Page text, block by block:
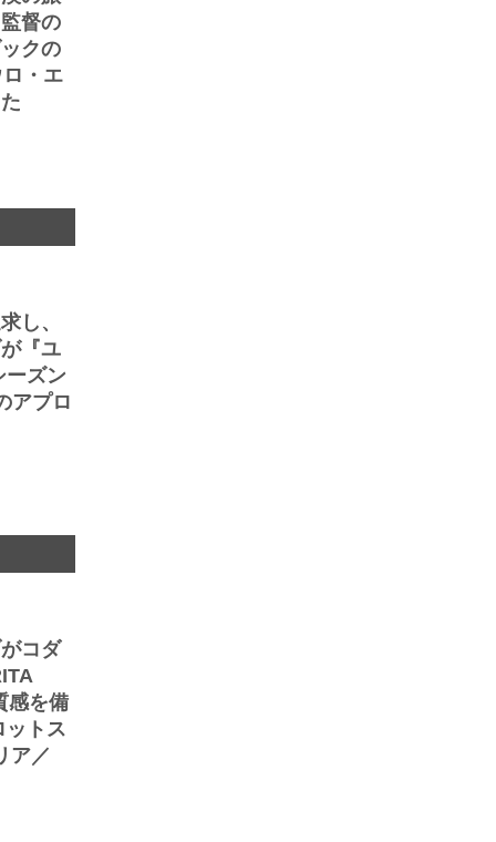
督の
クの
・エ
し、
『ユ
ーズン
アプロ
コダ
感を備
ットス
ア／